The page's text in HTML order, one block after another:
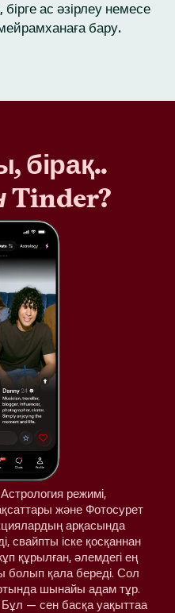
ас әзірлеу немесе
мейрамханаға бару.
бірақ..
Tinder?
режимі,
және Фотосурет
арқасында
свайпты іске қосқаннан
құрылған, әлемдегі ең
болып қала береді. Сол
шынайы адам тұр.
— сен басқа уақыттаа